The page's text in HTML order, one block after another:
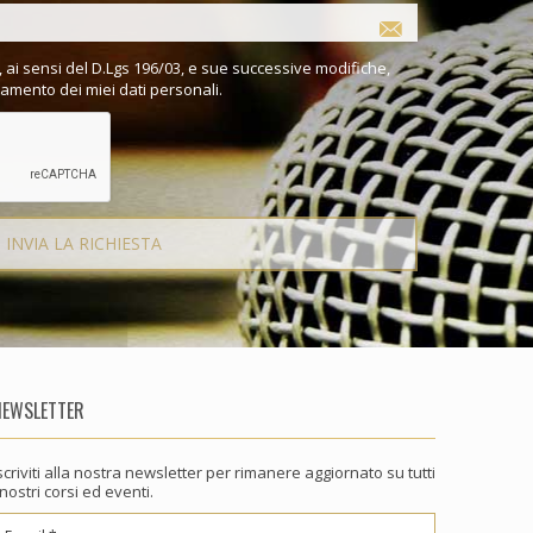
sensi del D.Lgs 196/03, e sue successive modifiche,
dei miei dati personali.
alla nostra newsletter per rimanere aggiornato su tutti
corsi ed eventi.